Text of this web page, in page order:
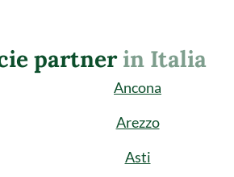
partnerin Italia
Ancona
Arezzo
Asti